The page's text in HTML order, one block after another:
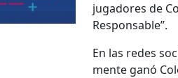
jugadores de
Respon­s­able”.
En las redes
mente ganó